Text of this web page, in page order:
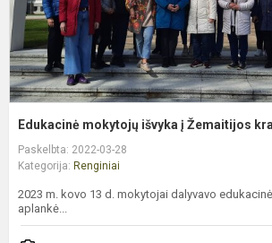
Edukacinė mokytojų išvyka į Žemaitijos
Paskelbta: 2022-03-28
Kategorija: Renginiai
2023 m. kovo 13 d. mokytojai dalyvavo
aplankė...